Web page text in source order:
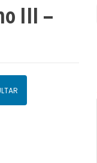
III –